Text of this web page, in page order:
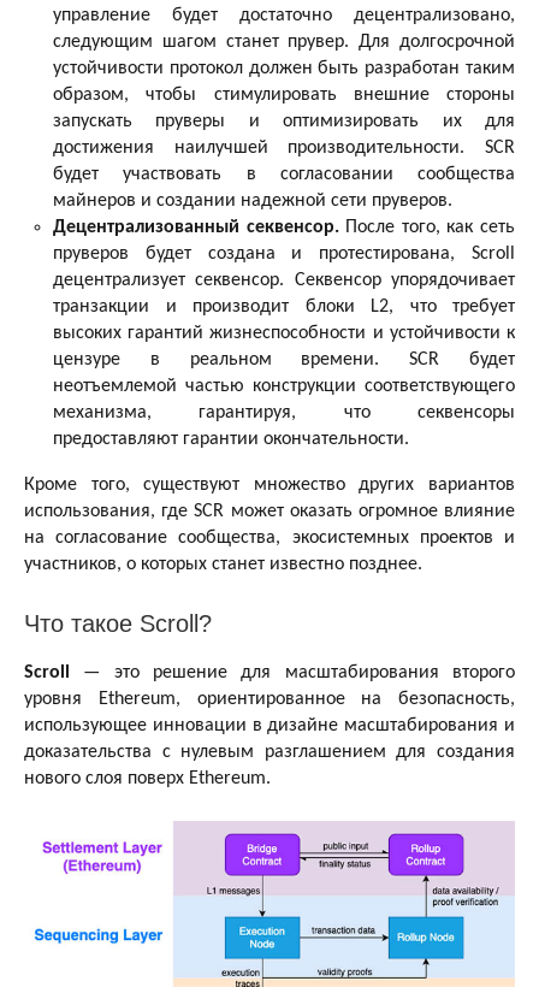
управление будет достаточно децентрализовано,
следующим шагом станет прувер. Для долгосрочной
устойчивости протокол должен быть разработан таким
образом, чтобы стимулировать внешние стороны
запускать пруверы и оптимизировать их для
достижения наилучшей производительности. SCR
будет участвовать в согласовании сообщества
майнеров и создании надежной сети пруверов.
Децентрализованный секвенсор.После того, как сеть
пруверов будет создана и протестирована, Scroll
децентрализует секвенсор. Секвенсор упорядочивает
транзакции и производит блоки L2, что требует
высоких гарантий жизнеспособности и устойчивости к
цензуре в реальном времени. SCR будет
неотъемлемой частью конструкции соответствующего
механизма, гарантируя, что секвенсоры
предоставляют гарантии окончательности.
Кроме того, существуют множество других вариантов
использования, где SCR может оказать огромное влияние
на согласование сообщества, экосистемных проектов и
участников, о которых станет известно позднее.
Что такое Scroll?
Scroll
— это решение для масштабирования второго
уровня Ethereum, ориентированное на безопасность,
использующее инновации в дизайне масштабирования и
доказательства с нулевым разглашением для создания
нового слоя поверх Ethereum.